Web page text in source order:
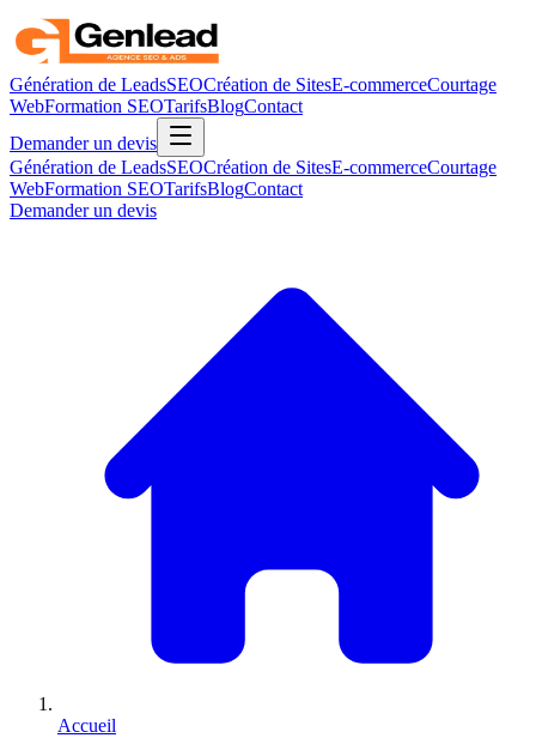
Génération de LeadsSEOCréation de SitesE-commerceCourtage
WebFormation SEOTarifsBlogContact
Demander un devis
Génération de LeadsSEOCréation de SitesE-commerceCourtage
WebFormation SEOTarifsBlogContact
Demander un devis
Accueil